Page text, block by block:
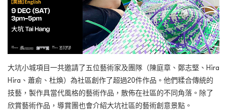
大坑小城項目一共邀請了五位藝術家及團隊（陳庭章、鄭志堅、Hira
Hira、蕭俞、杜煥）為社區創作了超過20件作品。他們糅合傳統的
技藝，製作具當代風格的藝術作品，散佈在社區的不同角落。除了
欣賞藝術作品，導賞團也會介紹大坑社區的藝術創意景點。